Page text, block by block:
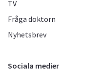
TV
Fråga doktorn
Nyhetsbrev
Sociala medier